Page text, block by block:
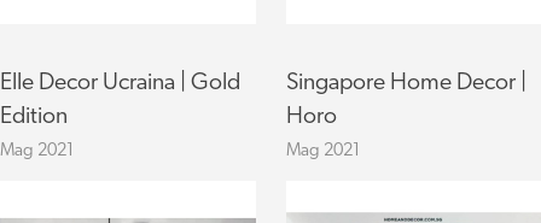
Elle Decor Ucraina | Gold
Edition
Mag 2021
Singapore Home Decor |
Horo
Mag 2021